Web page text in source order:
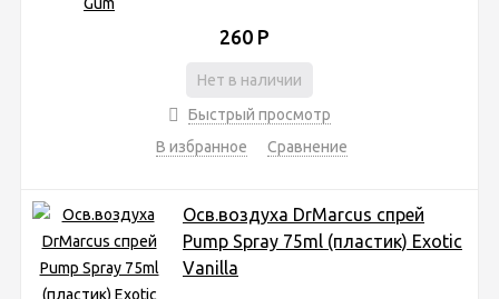
260 Р
Нет в наличии
Быстрый просмотр
В избранное
Сравнение
Осв.воздуха DrMarcus спрей
Pump Spray 75ml (пластик) Exotic
Vanilla